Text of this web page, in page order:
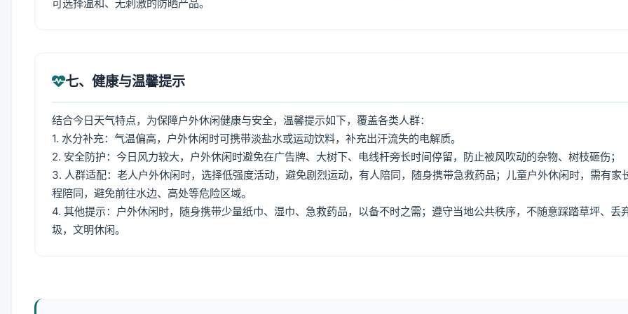
可选择温和、无刺激的防晒产品。
七、健康与温馨提示
结合今日天气特点，为保障户外休闲健康与安全，温馨提示如下，覆盖各类人群：
1. 水分补充：气温偏高，户外休闲时可携带淡盐水或运动饮料，补充出汗流失的电解质。
2. 安全防护：今日风力较大，户外休闲时避免在广告牌、大树下、电线杆旁长时间停留，防止被风吹动的杂物、树枝砸伤；
3. 人群适配：老人户外休闲时，选择低强度活动，避免剧烈运动，有人陪同，随身携带急救药品；儿童户外休闲时，需有家
程陪同，避免前往水边、高处等危险区域。
4. 其他提示：户外休闲时，随身携带少量纸巾、湿巾、急救药品，以备不时之需；遵守当地公共秩序，不随意踩踏草坪、丢
圾，文明休闲。